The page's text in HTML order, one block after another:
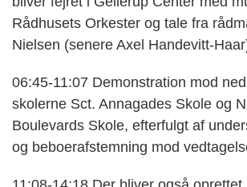
Rådhusets Orkester og tale fra
Nielsen (senere Axel Handevitt-
06:45-11:07 Demonstration mod
skolerne Sct. Annagades Skole og
Boulevards Skole, efterfulgt af
og beboerafstemning mod